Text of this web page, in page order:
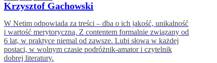
Krzysztof Gachowski
W Netim odpowiada za treści – dba o ich jakość, unikalność
i wartość merytoryczną. Z contentem formalnie związany od
6 lat, w praktyce niemal od zawsze. Lubi słowa w każdej
postaci, w wolnym czasie podróżnik-amator i czytelnik
dobrej literatury.